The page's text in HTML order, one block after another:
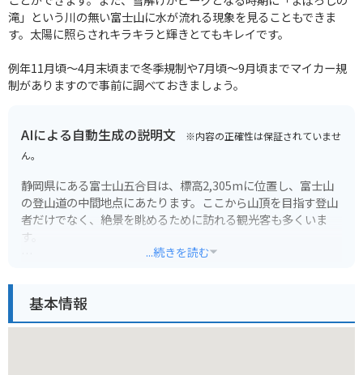
滝」という川の無い富士山に水が流れる現象を見ることもできま
す。太陽に照らされキラキラと輝きとてもキレイです。
例年11月頃～4月末頃まで冬季規制や7月頃～9月頃までマイカー規
制がありますので事前に調べておきましょう。
AIによる自動生成の説明文 ※内容の正確性は保証されていませ
ん。
静岡県にある富士山五合目は、標高2,305mに位置し、富士山
の登山道の中間地点にあたります。ここから山頂を目指す登山
者だけでなく、絶景を眺めるために訪れる観光客も多くいま
す。
レストラン、登山用品店などが立ち並び、登山客や観光客で賑
わっています。
...続きを読む
基本情報